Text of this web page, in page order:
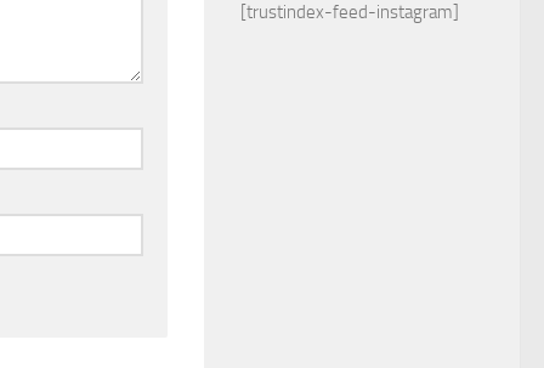
[trustindex-feed-instagram]